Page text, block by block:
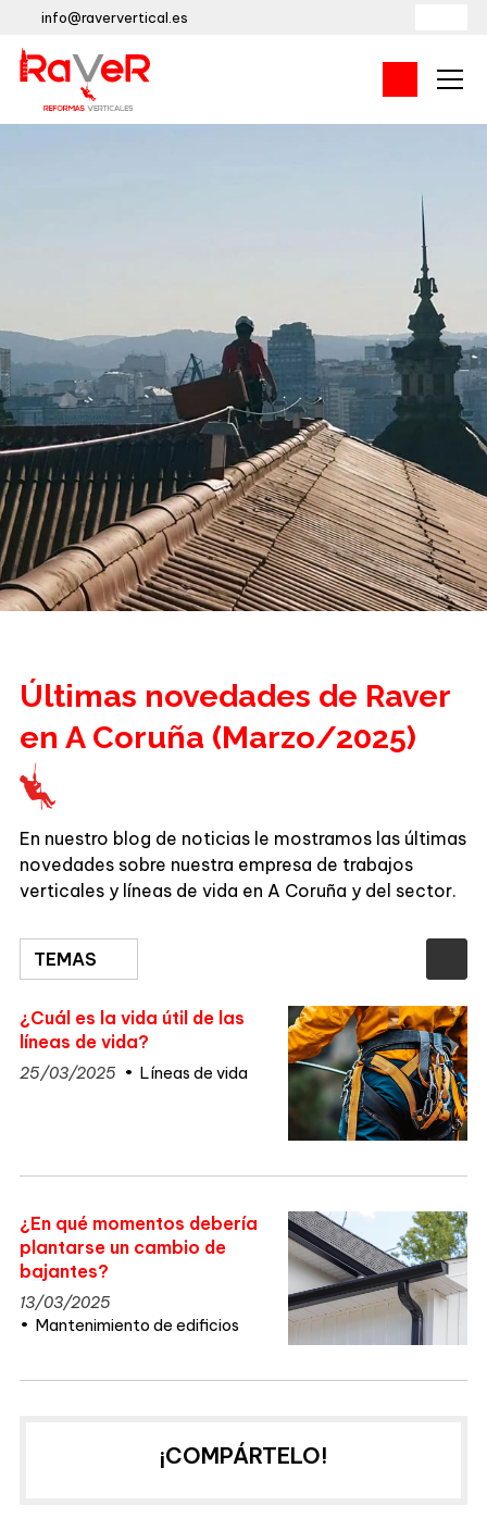
info@raververtical.es
Últimas novedades de Raver
en A Coruña (Marzo/2025)
En nuestro blog de noticias le mostramos las últimas
novedades sobre nuestra empresa de trabajos
verticales y líneas de vida en A Coruña y del sector.
TEMAS
¿Cuál es la vida útil de las
líneas de vida?
25/03/2025 Líneas de vida
¿En qué momentos debería
plantarse un cambio de
bajantes?
13/03/2025
Mantenimiento de edificios
¡COMPÁRTELO!